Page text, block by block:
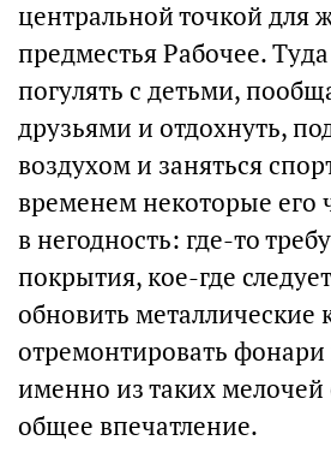
центральной точкой для
предместья Рабочее.
погулять с детьми,
друзьями и отдохнуть,
воздухом и заняться
временем некоторые его
в негодность: где-то
покрытия, кое-где
обновить металлические
отремонтировать фонари
именно из таких мелочей
общее впечатление.